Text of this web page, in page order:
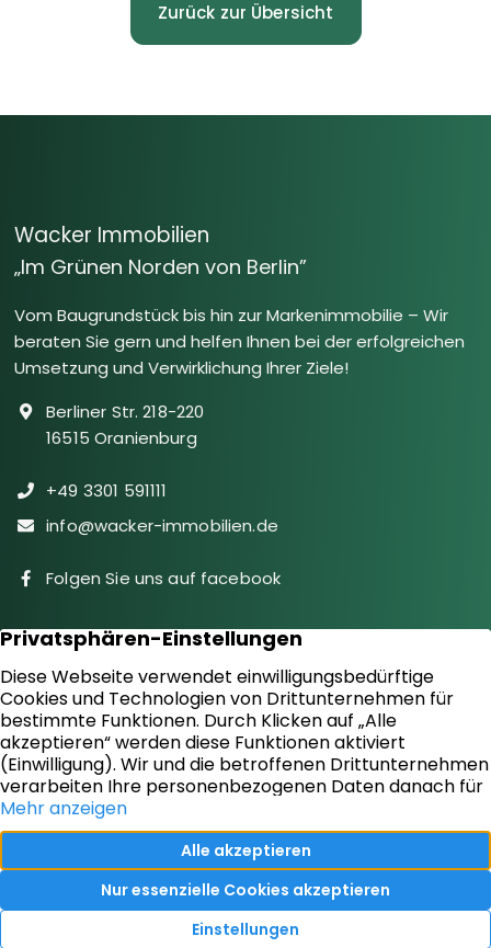
Zurück zur Übersicht
Wacker Immobilien
„Im Grünen Norden von Berlin”
Vom Baugrundstück bis hin zur Markenimmobilie – Wir
beraten Sie gern und helfen Ihnen bei der erfolgreichen
Umsetzung und Verwirklichung Ihrer Ziele!
Berliner Str. 218-220
16515 Oranienburg
+49 3301 591111
info@wacker-immobilien.de
Folgen Sie uns auf facebook
Immobilien
Downloads
Diensteistungen
Aktuelles
Sie suchen
Kontakt
Sie bieten an
Impressum
Kundenstimmen
Vertrag widerrufen
Ihr Immobilienmakler in Oranienburg